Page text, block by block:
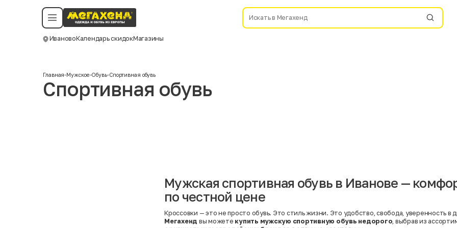
ИвановоКалендарь скидокМагазины
Политика конфиденциальности
©️ Мегахенд 2026. Все права защищены.
Смотреть все даты
Главная-Мужское-Обувь-Спортивная обувь
Спортивная обувь
Мужская спортивная обувь в Иванове —
по честной цене
Кроссовки — это не просто обувь. Это стиль жизни. Это удобство, свобода, уверенность в
Мегахенд вы можете купить мужскую спортивную обувь недорого , выбрав из
Москва